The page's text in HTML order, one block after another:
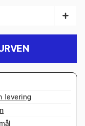
levering